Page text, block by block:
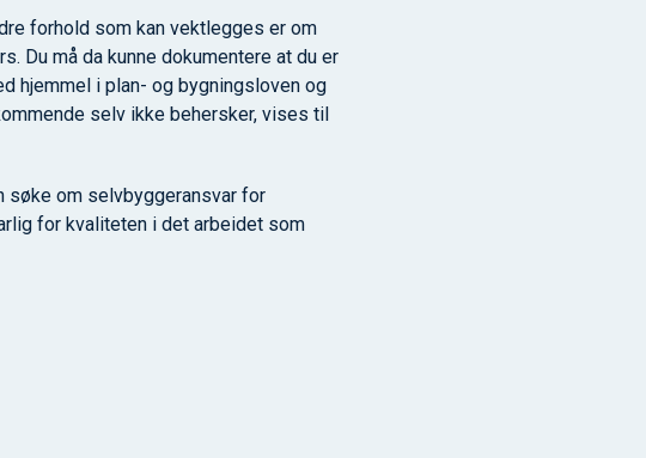
forhold som kan vektlegges er om
Du må da kunne dokumentere at du er
hjemmel i plan- og bygningsloven og
selv ikke behersker, vises til
søke om selvbyggeransvar for
for kvaliteten i det arbeidet som